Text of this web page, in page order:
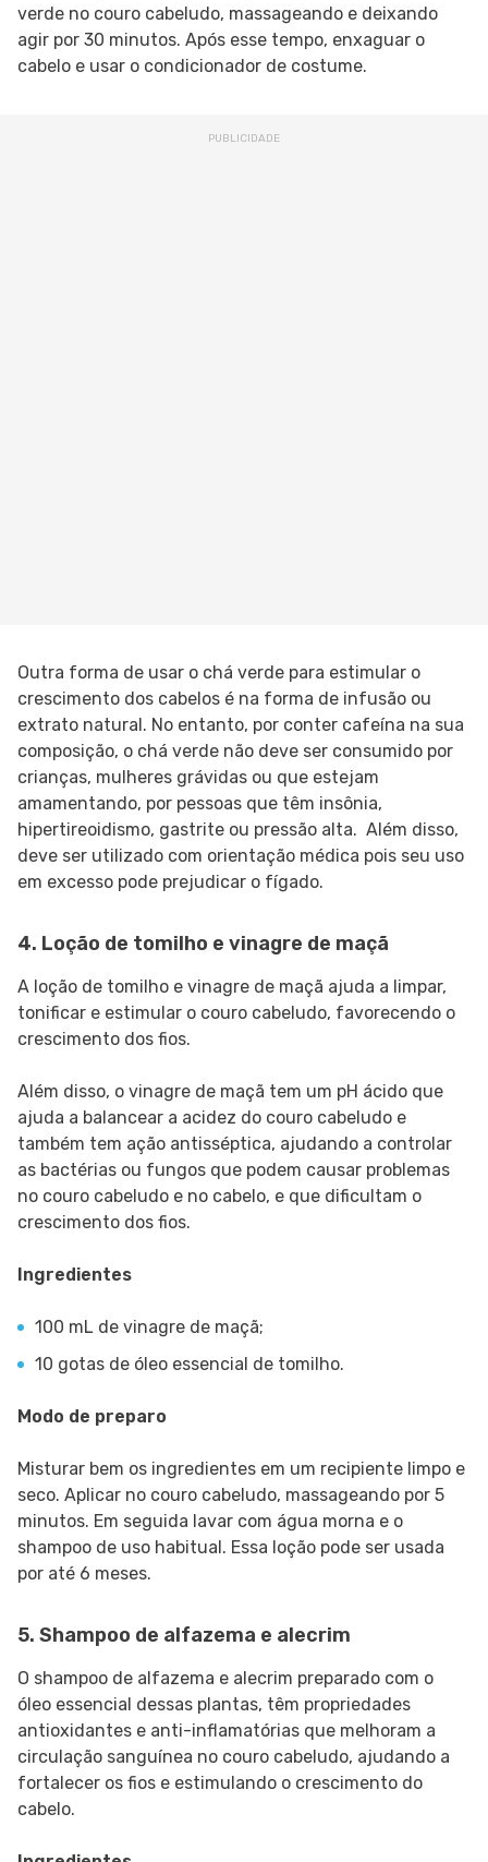
verde no couro cabeludo, massageando e deixando
agir por 30 minutos. Após esse tempo, enxaguar o
cabelo e usar o condicionador de costume.
Outra forma de usar o chá verde para estimular o
crescimento dos cabelos é na forma de infusão ou
extrato natural. No entanto, por conter cafeína na sua
composição, o chá verde não deve ser consumido por
crianças, mulheres grávidas ou que estejam
amamentando, por pessoas que têm insônia,
hipertireoidismo, gastrite ou pressão alta. Além disso,
deve ser utilizado com orientação médica pois seu uso
em excesso pode prejudicar o fígado.
4. Loção de tomilho e vinagre de maçã
A loção de tomilho e vinagre de maçã ajuda a limpar,
tonificar e estimular o couro cabeludo, favorecendo o
crescimento dos fios.
Além disso, o vinagre de maçã tem um pH ácido que
ajuda a balancear a acidez do couro cabeludo e
também tem ação antisséptica, ajudando a controlar
as bactérias ou fungos que podem causar problemas
no couro cabeludo e no cabelo, e que dificultam o
crescimento dos fios.
Ingredientes
100 mL de vinagre de maçã;
10 gotas de óleo essencial de tomilho.
Modo de preparo
Misturar bem os ingredientes em um recipiente limpo e
seco. Aplicar no couro cabeludo, massageando por 5
minutos. Em seguida lavar com água morna e o
shampoo de uso habitual. Essa loção pode ser usada
por até 6 meses.
5. Shampoo de alfazema e alecrim
O shampoo de alfazema e alecrim preparado com o
óleo essencial dessas plantas, têm propriedades
antioxidantes e anti-inflamatórias que melhoram a
circulação sanguínea no couro cabeludo, ajudando a
fortalecer os fios e estimulando o crescimento do
cabelo.